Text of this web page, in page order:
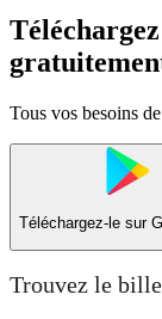
Tous vos besoins
Téléchargez-le sur
Trouvez le